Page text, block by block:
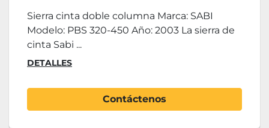
Sierra cinta doble columna Marca: SABI
Modelo: PBS 320-450 Año: 2003 La sierra de
cinta Sabi ...
DETALLES
Contáctenos